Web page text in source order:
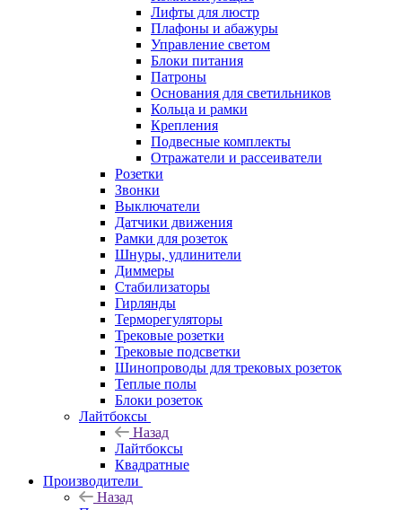
Лифты для люстр
Плафоны и абажуры
Управление светом
Блоки питания
Патроны
Основания для светильников
Кольца и рамки
Крепления
Подвесные комплекты
Отражатели и рассеиватели
Розетки
Звонки
Выключатели
Датчики движения
Рамки для розеток
Шнуры, удлинители
Диммеры
Стабилизаторы
Гирлянды
Терморегуляторы
Трековые розетки
Трековые подсветки
Шинопроводы для трековых розеток
Теплые полы
Блоки розеток
Лайтбоксы
Назад
Лайтбоксы
Квадратные
Производители
Назад